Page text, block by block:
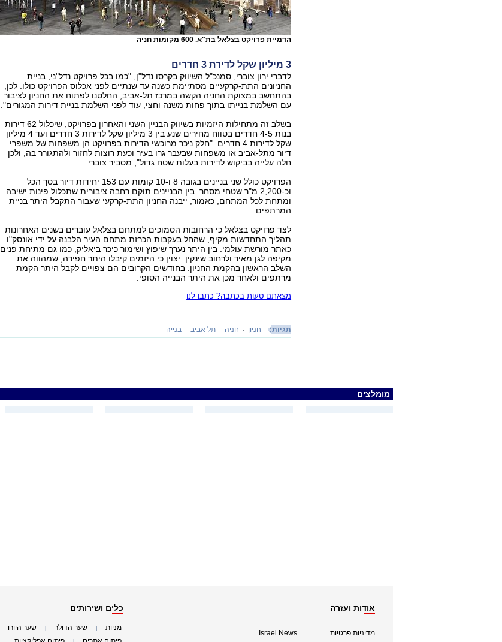
הדמיית פרויקט בצלאל בת"א. 600 מקומות חניה
3 מיליון שקל לדירת 3 חדרים
לדברי ירון צוברי, סמנכ"ל השיווק בקרסו נדל"ן, "כמו בכל פרויקט נדל"ני, בניית
החניונים התת-קרקעיים מסתיימת כשנה עד שנתיים לפני אכלוס הפרויקט כולו. לכן,
בהתחשב במצוקת החניה הקשה במרכז תל-אביב, החלטנו לפתוח את החניון לציבור
עם השלמת בנייתו בתוך פחות משנה וחצי, עוד לפני השלמת בניית דירות המגורים".
בשלב זה מתחילות היזמיות בשיווק הבניין השני והאחרון בפרויקט, שיכלול 62 דירות
בנות 4-5 חדרים בטווח מחירים שנע בין 3 מיליון שקל לדירות 3 חדרים ועד 4 מיליון
שקל לדירות 4 חדרים. "חלק ניכר מרוכשי הדירות בפרויקט הן משפחות של משפרי
דיור מתל-אביב או משפחות שבעבר גרו בעיר וכעת רוצות לחזור ולהתגורר בה, ולכן
חלה עלייה בביקוש לדירות בעלות שטח גדול", מסביר צוברי.
הפרויקט כולל שני בניינים בגובה 8 ו-10 קומות עם 153 יחידות דיור בסך הכל
וכ-2,200 מ"ר שטחי מסחר. בין הבניינים תוקם רחבה ציבורית שתכלול פינות ישיבה
ומתחת לכל המתחם, כאמור, ייבנה החניון התת-קרקעי שעבור התקבל היתר בניית
המרתפים.
לצד פרויקט בצלאל כי הרחובות הסמוכים למתחם בצלאל עוברים בשנים האחרונות
תהליך התחדשות מקיף, שהחל בעקבות הכרזת מתחם העיר הלבנה על ידי אונסק"ו
כאתר מורשת עולמי. בין היתר נערך שיפוץ ושימור כיכר ביאליק, כמו גם מתיחת פנים
מקיפה לגן מאיר ולרחוב שינקין. יצוין כי היזמים קיבלו היתר חפירה, שמהווה את
השלב הראשון בהקמת החניון. בחודשים הקרובים הם צפויים לקבל היתר הקמת
מרתפים ולאחר מכן את היתר הבנייה הסופי.
מצאתם טעות בכתבה? כתבו לנו
תגיות: חניון חניה תל אביב בנייה
מומלצים
אודות ועזרה
מדיניות פרטיות
Israel News
כלים ושירותים
מניות שער הדולר שער היורו